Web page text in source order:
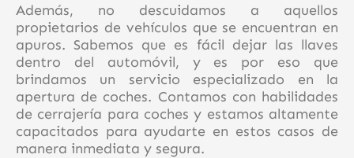
Además, no descuidamos a aquellos
propietarios de vehículos que se encuentran en
apuros. Sabemos que es fácil dejar las llaves
dentro del automóvil, y es por eso que
brindamos un servicio especializado en la
apertura de coches. Contamos con habilidades
de cerrajería para coches y estamos altamente
capacitados para ayudarte en estos casos de
manera inmediata y segura.